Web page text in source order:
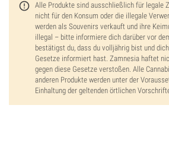
Alle Produkte sind ausschließlich für legale
nicht für den Konsum oder die illegale
werden als Souvenirs verkauft und ihre
illegal – bitte informiere dich darüber vor
bestätigst du, dass du volljährig bist und
Gesetze informiert hast. Zamnesia haftet
gegen diese Gesetze verstoßen. Alle
anderen Produkte werden unter der
Einhaltung der geltenden örtlichen